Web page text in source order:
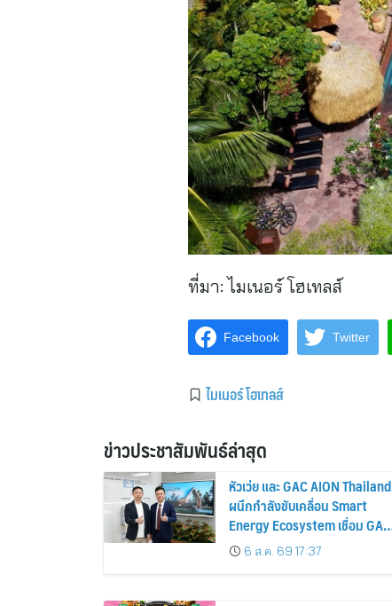
ที่มา: ไมเนอร์ โฮเทลส์
Facebook Twitter
ไมเนอร์ โฮเทลส์
ข่าวประชาสัมพันธ์ล่าสุด
หัวเว่ย และ GAC AION Thailand
ผนึกกำลังขับเคลื่อน Smart
Energy Ecosystem เชื่อม GAC
GN8 PHEV รถยนต์ MPV ระดับ
พรีเมียม เข้ากับพลังงานแสง
6 ส.ค. 69 17:37